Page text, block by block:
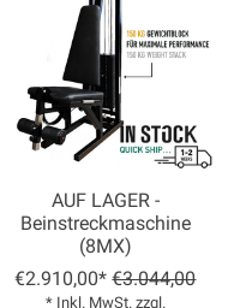
AUF LAGER -
Beinstreckmaschine
(8MX)
€2.910,00* €3.044,00
* Inkl. MwSt. zzgl.